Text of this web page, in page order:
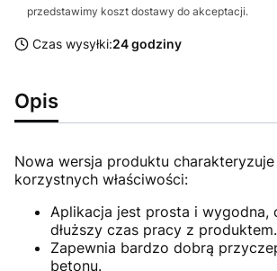
przedstawimy koszt dostawy do akceptacji.
Czas wysyłki:24 godziny
Opis
Nowa wersja produktu
korzystnych właściwości:
Aplikacja jest prosta i wygodna,
dłuższy czas pracy z produktem.
Zapewnia bardzo dobrą
betonu.